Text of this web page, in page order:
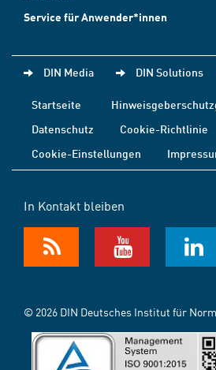
Service für Anwender*innen
DIN Media DIN Solutions
Startseite
Datenschutz
Cookie-Richtlinie
Cookie-Einstellungen
In Kontakt bleiben
© 2026 DIN Deutsches Institut für